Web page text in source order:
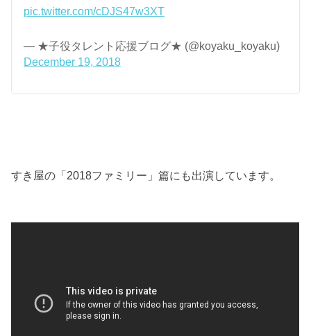
pic.twitter.com/cDJS47w3XT
— ★子役タレント応援ブログ★ (@koyaku_koyaku)
December 19, 2018
すき屋の「2018ファミリー」篇にも出演しています。